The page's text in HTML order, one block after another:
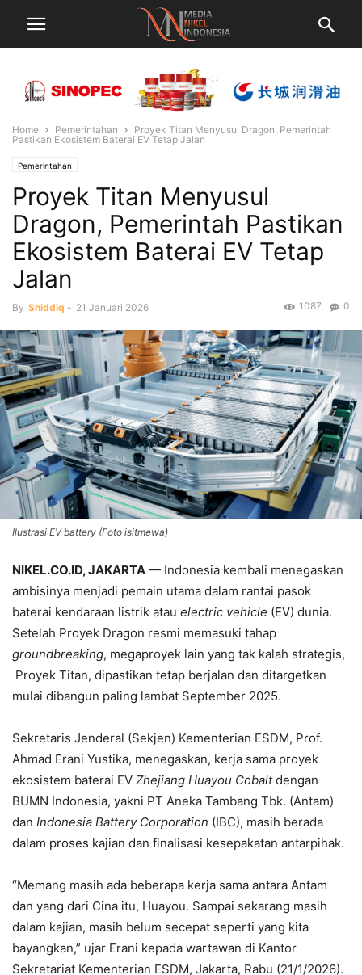
Home Pemerintahan
Proyek Titan Menyusul Dragon, Pemerintah
Pastikan Ekosistem Baterai EV Tetap Jalan
Pemerintahan
Proyek Titan Menyusul
Dragon, Pemerintah Pastikan
Ekosistem Baterai EV Tetap
Jalan
By Shiddiq - 21 Januari 2026 0
1087
Ilustrasi EV battery (Foto isitmewa)
NIKEL.CO.ID, JAKARTA — Indonesia kembali menegaskan
ambisinya menjadi pemain utama dalam rantai pasok
baterai kendaraan listrik atau electric vehicle (EV) dunia.
Setelah Proyek Dragon resmi memasuki tahap
groundbreaking, megaproyek lain yang tak kalah strategis,
Proyek Titan, dipastikan tetap berjalan dan ditargetkan
mulai dibangun paling lambat September 2025.
Sekretaris Jenderal (Sekjen) Kementerian ESDM, Prof.
Ahmad Erani Yustika, menegaskan, kerja sama proyek
ekosistem baterai EV Zhejiang Huayou Cobaltdengan
BUMN Indonesia, yakni PT Aneka Tambang Tbk. (Antam)
dan Indonesia Battery Corporation (IBC), masih berada
dalam proses kajian dan finalisasi kesepakatan antarpihak.
“Memang masih ada beberapa kerja sama antara Antam
dan yang dari Cina itu, Huayou. Sampai sekarang masih
dalam kajian, masih belum secepat seperti yang kita
bayangkan,” ujar Erani kepada wartawan di Kantor
Sekretariat Kementerian ESDM, Jakarta, Rabu (21/1/2026).